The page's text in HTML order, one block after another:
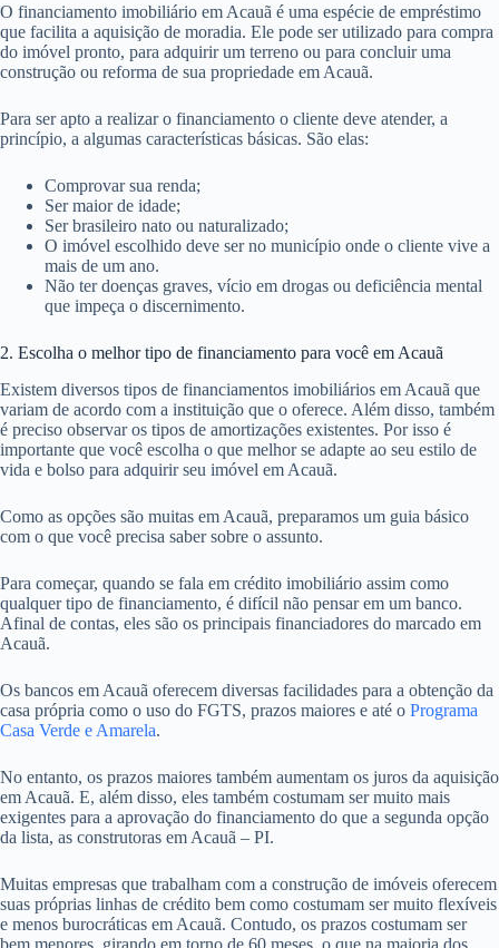
O financiamento imobiliário em Acauã é uma espécie de empréstimo
que facilita a aquisição de moradia. Ele pode ser utilizado para compra
do imóvel pronto, para adquirir um terreno ou para concluir uma
construção ou reforma de sua propriedade em Acauã.
Para ser apto a realizar o financiamento o cliente deve atender, a
princípio, a algumas características básicas. São elas:
Comprovar sua renda;
Ser maior de idade;
Ser brasileiro nato ou naturalizado;
O imóvel escolhido deve ser no município onde o cliente vive a
mais de um ano.
Não ter doenças graves, vício em drogas ou deficiência mental
que impeça o discernimento.
2. Escolha o melhor tipo de financiamento para você em Acauã
Existem diversos tipos de financiamentos imobiliários em Acauã que
variam de acordo com a instituição que o oferece. Além disso, também
é preciso observar os tipos de amortizações existentes. Por isso é
importante que você escolha o que melhor se adapte ao seu estilo de
vida e bolso para adquirir seu imóvel em Acauã.
Como as opções são muitas em Acauã, preparamos um guia básico
com o que você precisa saber sobre o assunto.
Para começar, quando se fala em crédito imobiliário assim como
qualquer tipo de financiamento, é difícil não pensar em um banco.
Afinal de contas, eles são os principais financiadores do marcado em
Acauã.
Os bancos em Acauã oferecem diversas facilidades para a obtenção da
casa própria como o uso do FGTS, prazos maiores e até o Programa
Casa Verde e Amarela.
No entanto, os prazos maiores também aumentam os juros da aquisição
em Acauã. E, além disso, eles também costumam ser muito mais
exigentes para a aprovação do financiamento do que a segunda opção
da lista, as construtoras em Acauã – PI.
Muitas empresas que trabalham com a construção de imóveis oferecem
suas próprias linhas de crédito bem como costumam ser muito flexíveis
e menos burocráticas em Acauã. Contudo, os prazos costumam ser
bem menores, girando em torno de 60 meses, o que na maioria dos